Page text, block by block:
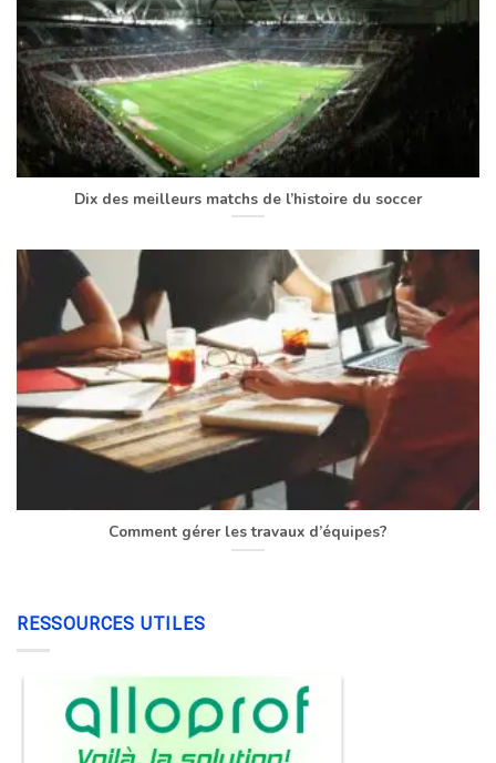
Dix des meilleurs matchs de l’histoire du soccer
Comment gérer les travaux d’équipes?
RESSOURCES UTILES